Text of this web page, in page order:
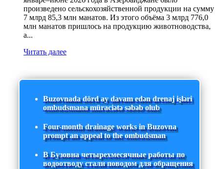
произведено сельскохозяйственной продукции на сумму
7 млрд 85,3 млн манатов. Из этого объёма 3 млрд 776,0
млн манатов пришлось на продукцию животноводства,
а...
Читать далее
Buzovnada dörd ay davam edən drenaj işləri
ombudsmana müraciətə səbəb olub
Four-month drainage works in Buzovna
prompt an appeal to the ombudsman
В Бузовна четырехмесячные работы по
водоотводу стали поводом для обращения